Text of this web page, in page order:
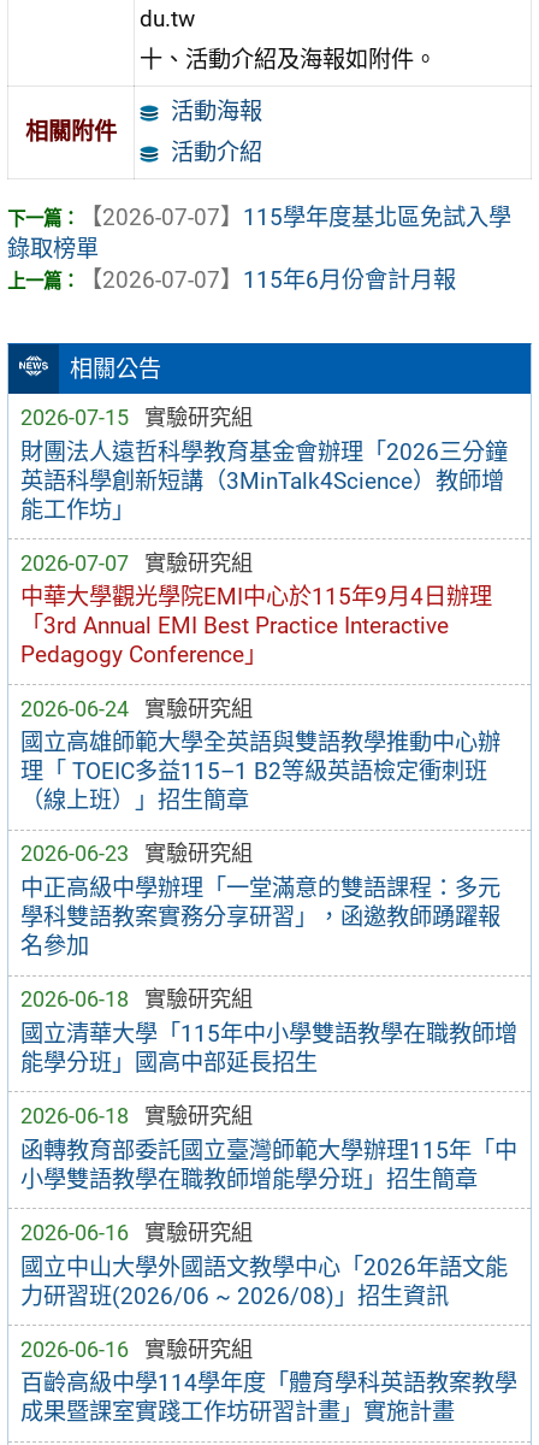
相關公告
2026-07-15 實驗研究組
財團法人遠哲科學教育基金會辦理「2026三分鐘
英語科學創新短講（3MinTalk4Science）教師增
能工作坊」
2026-07-07 實驗研究組
中華大學觀光學院EMI中心於115年9月4日辦理
「3rd Annual EMI Best Practice Interactive
Pedagogy Conference」
2026-06-24 實驗研究組
國立高雄師範大學全英語與雙語教學推動中心辦
理「 TOEIC多益115–1 B2等級英語檢定衝刺班
（線上班）」招生簡章
2026-06-23 實驗研究組
中正高級中學辦理「一堂滿意的雙語課程：多元
學科雙語教案實務分享研習」，函邀教師踴躍報
名參加
2026-06-18 實驗研究組
國立清華大學「115年中小學雙語教學在職教師增
能學分班」國高中部延長招生
2026-06-18 實驗研究組
函轉教育部委託國立臺灣師範大學辦理115年「中
小學雙語教學在職教師增能學分班」招生簡章
2026-06-16 實驗研究組
國立中山大學外國語文教學中心「2026年語文能
力研習班(2026/06 ~ 2026/08)」招生資訊
2026-06-16 實驗研究組
百齡高級中學114學年度「體育學科英語教案教學
成果暨課室實踐工作坊研習計畫」實施計畫
du.tw
十、活動介紹及海報如附件。
相關附件
活動海報
活動介紹
【2026-07-07】 115學年度基北區免試入學
錄取榜單
【2026-07-07】 115年6月份會計月報